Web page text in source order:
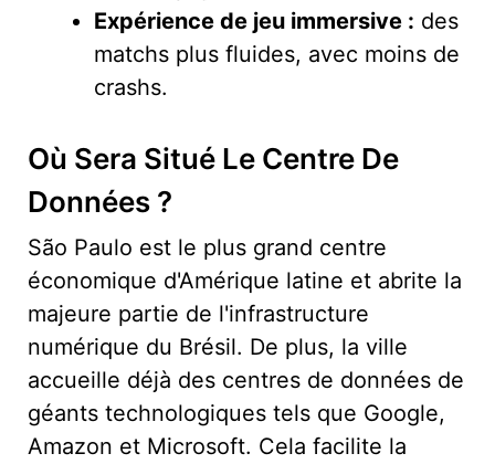
Expérience de jeu immersive : des
matchs plus fluides, avec moins de
crashs.
Où Sera Situé Le Centre De
Données ?
São Paulo est le plus grand centre
économique d'Amérique latine et abrite la
majeure partie de l'infrastructure
numérique du Brésil. De plus, la ville
accueille déjà des centres de données de
géants technologiques tels que Google,
Amazon et Microsoft. Cela facilite la